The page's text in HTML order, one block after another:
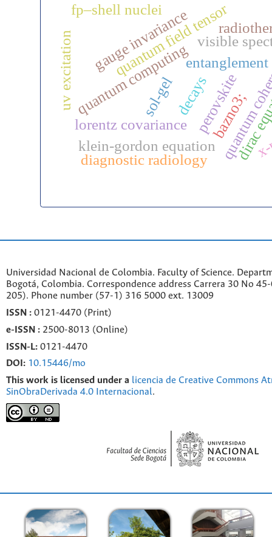
quantum computingentanglement
quantum field tensor
lorentz covariance
gauge invariance
klein-gordon equation dirac
bazno3;
perovskite
sol-gel
visible
uv excitation
fp–shell nuclei
diagnostic radiology
decays
Universidad Nacional de Colombia. Faculty of Science.
Bogotá, Colombia. Correspondence address Carrera 30 No
205). Phone number (57-1) 316 5000 ext. 13009
ISSN : 0121-4470 (Print)
e- ISSN : 2500-8013 (Online)
ISSN-L: 0121-4470
DOI: 10.15446/mo
This work is licensed under a licencia de Creative Commons
SinObraDerivada 4.0 Internacional.